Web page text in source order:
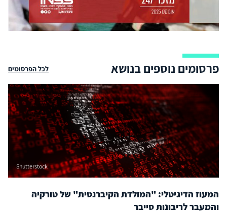
פרסומים נוספים בנושא לכל הפרסומים
Shutterstock
המעוז הדיגיטלי: "המולדת הקיברנטית" של טורקיה
והמעבר לריבונות סייבר